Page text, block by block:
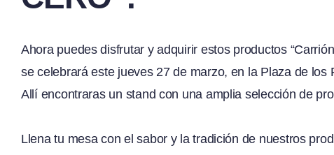
Ahora puedes disfrutar y adquirir estos productos
se celebrará este jueves 27 de marzo, en la Plaza de los
Allí encontraras un stand con una amplia selección de
Llena tu mesa con el sabor y la tradición de nuestros